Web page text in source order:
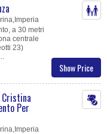
Show Price
a 30 metri
centrale
23)
Cristina
Per